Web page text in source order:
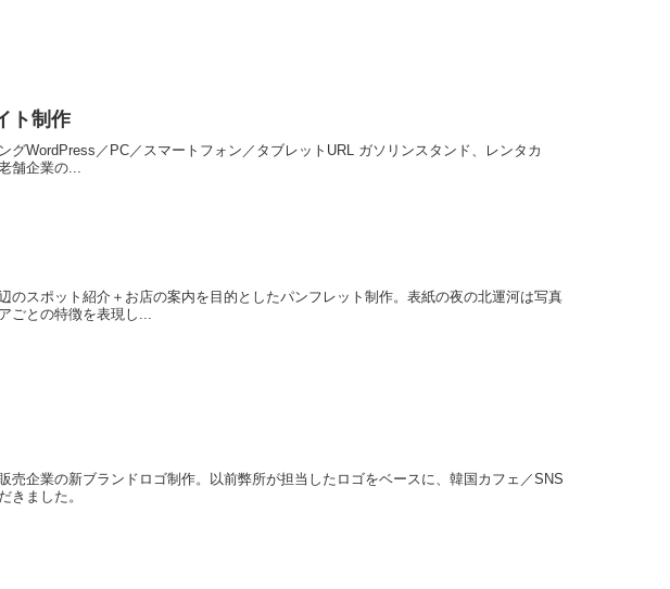
ト制作
WordPress／PC／スマートフォン／タブレットURL ガソリンスタンド、レンタカ
舗企業の...
スポット紹介＋お店の案内を目的としたパンフレット制作。表紙の夜の北運河は写真
ごとの特徴を表現し...
企業の新ブランドロゴ制作。以前弊所が担当したロゴをベースに、韓国カフェ／SNS
きました。